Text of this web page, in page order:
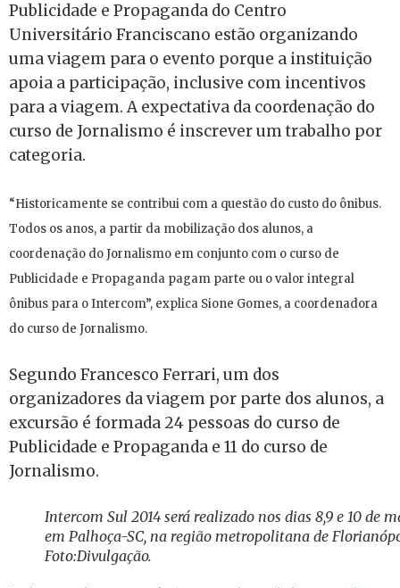
Publicidade e Propaganda do Centro
Universitário Franciscano estão organizando
uma viagem para o evento porque a instituição
apoia a participação, inclusive com incentivos
para a viagem. A expectativa da coordenação do
curso de Jornalismo é inscrever um trabalho por
categoria.
“Historicamente se contribui com a questão do custo do ônibus.
Todos os anos, a partir da mobilização dos alunos, a
coordenação do Jornalismo em conjunto com o curso de
Publicidade e Propaganda pagam parte ou o valor integral
ônibus para o Intercom”, explica Sione Gomes, a coordenadora
do curso de Jornalismo.
Segundo Francesco Ferrari, um dos
organizadores da viagem por parte dos alunos, a
excursão é formada 24 pessoas do curso de
Publicidade e Propaganda e 11 do curso de
Jornalismo.
Intercom Sul 2014 será realizado nos dias 8,9 e 10 de
em Palhoça-SC, na região metropolitana de
Foto:Divulgação.